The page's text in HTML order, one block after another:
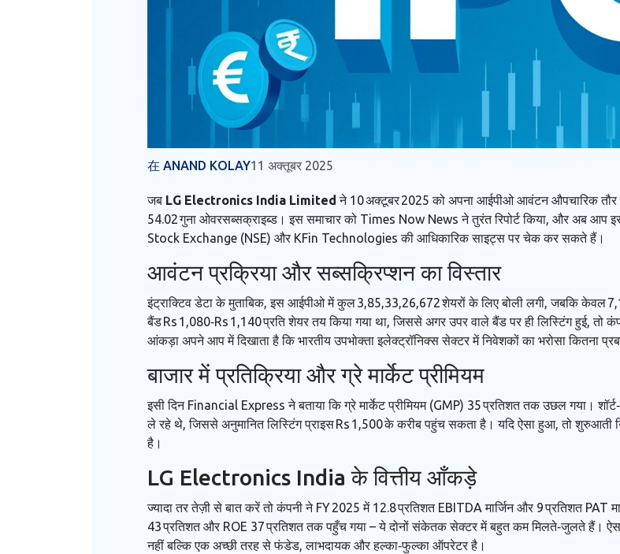
在 ANAND KOLAY11 अक्तूबर 2025
जब LG Electronics India Limited ने 10 अक्टूबर 2025 को अपना आईपीओ आवंटन औपचारिक
54.02 गुना ओवरसब्सक्राइब्ड। इस समाचार को Times Now News ने तुरंत रिपोर्ट किया, और अब आप
Stock Exchange (NSE) और KFin Technologies की आधिकारिक साइट्स पर चेक कर सकते हैं।
आवंटन प्रक्रिया और सब्सक्रिप्शन का विस्तार
इंट्राक्टिव डेटा के मुताबिक, इस आईपीओ में कुल 3,85,33,26,672 शेयरों के लिए बोली लगी, जबकि केवल
बैंड Rs 1,080‑Rs 1,140 प्रति शेयर तय किया गया था, जिससे अगर उपर वाले बैंड पर ही लिस्टिंग हुई,
आंकड़ा अपने आप में दिखाता है कि भारतीय उपभोक्ता इलेक्ट्रॉनिक्स सेक्टर में निवेशकों का भरोसा कितना
बाजार में प्रतिक्रिया और ग्रे मार्केट प्रीमियम
इसी दिन Financial Express ने बताया कि ग्रे मार्केट प्रीमियम (GMP) 35 प्रतिशत तक उछल गया।
ले रहे थे, जिससे अनुमानित लिस्टिंग प्राइस Rs 1,500 के करीब पहुंच सकता है। यदि ऐसा हुआ, तो शुरुआती
है।
LG Electronics India के वित्तीय आँकड़े
ज्यादा तर तेज़ी से बात करें तो कंपनी ने FY 2025 में 12.8 प्रतिशत EBITDA मार्जिन और 9 प्रतिशत PAT
43 प्रतिशत और ROE 37 प्रतिशत तक पहुँच गया – ये दोनों संकेतक सेक्टर में बहुत कम मिलते‑जुलते हैं।
नहीं बल्कि एक अच्छी तरह से फंडेड, लाभदायक और हल्का‑फुल्का ऑपरेटर है।